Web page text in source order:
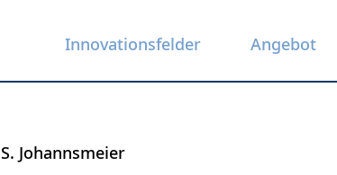
Innovationsfelder Angebot
S. Johannsmeier